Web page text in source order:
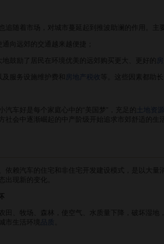
随着市场，对城市蔓延起到推波助澜的作用。主要
远郊的交通越来越便捷；
励了居民在环境优美的远郊购买更大、更好的
及服务设施维护费和 房地产税收 等。这些因素都助
小汽车好是每个家庭心中的“美国梦”，充足的 土地资源
社会中逐渐崛起的中产阶级开始追求市郊舒适的
赖汽车的住宅和非住宅开发建设模式，是以大量
出现新的变化。
牧场、森林，使空气、水质量下降，破坏湿地
市生活环境
品质